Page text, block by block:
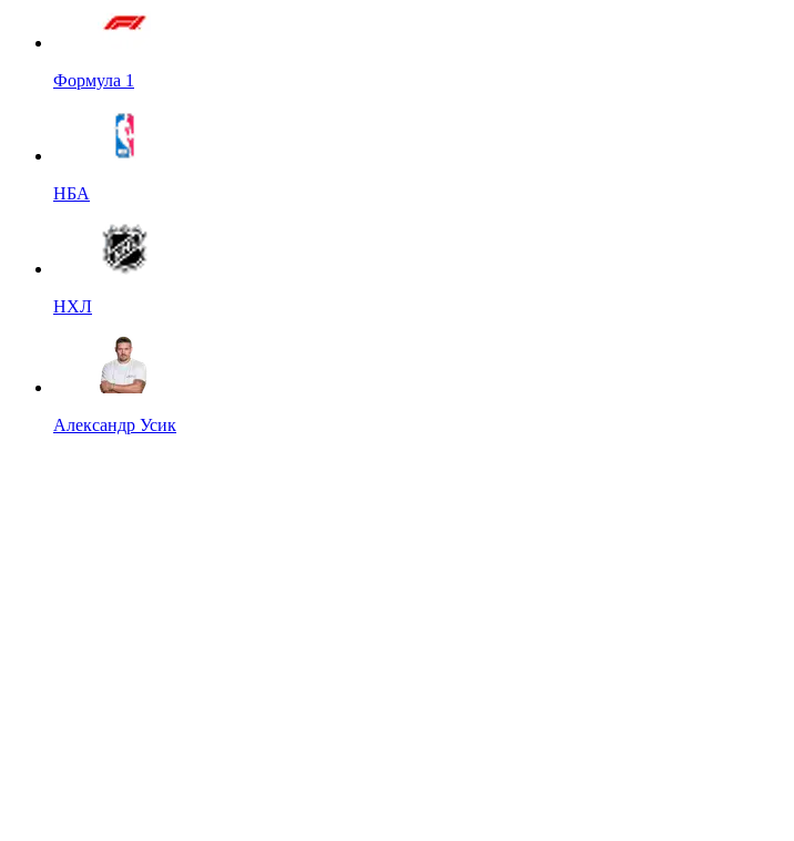
Формула 1
НБА
НХЛ
Александр Усик